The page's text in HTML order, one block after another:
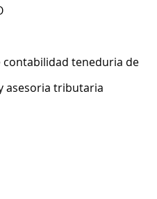
contabilidad teneduria de
asesoria tributaria